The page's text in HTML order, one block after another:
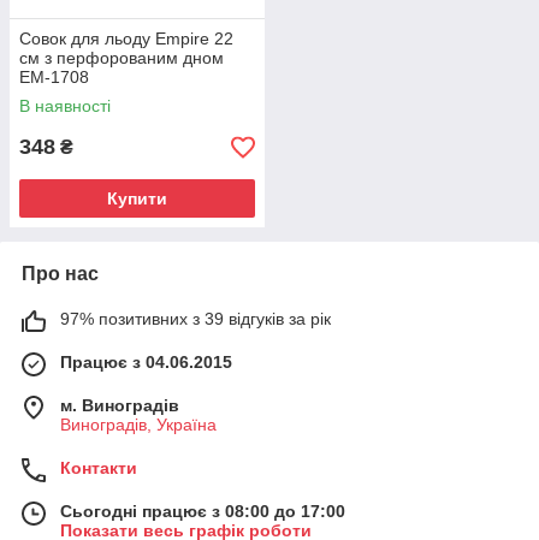
Совок для льоду Empire 22
см з перфорованим дном
ЕМ-1708
В наявності
348 ₴
Купити
Про нас
97% позитивних з 39 відгуків за рік
Працює з 04.06.2015
м. Виноградів
Виноградів, Україна
Контакти
Сьогодні працює з 08:00 до 17:00
Показати весь графік роботи